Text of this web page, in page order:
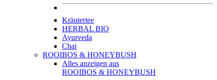
Kräutertee
HERBAL BIO
Ayurveda
Chai
ROOIBOS & HONEYBUSH
Alles anzeigen aus
ROOIBOS & HONEYBUSH